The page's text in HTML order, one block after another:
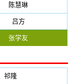
陈慧琳
吕方
张学友
祁隆(647)